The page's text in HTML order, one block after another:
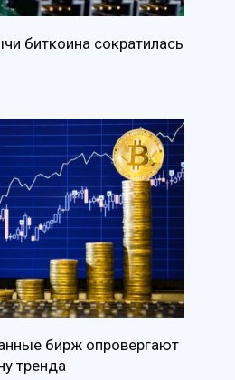
биткоина сократилась
бирж опровергают
тренда